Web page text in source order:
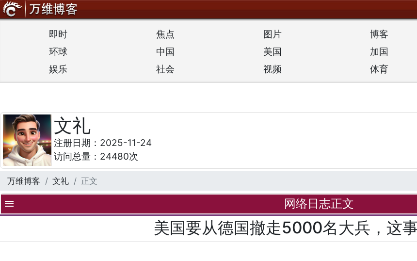
即时 焦点 图片 博客
环球
中国 美国 加国
娱乐
社会 视频 体育
文礼
注册日期：2025-11-24
访问总量：24480次
万维博客 文礼 正文
menu 网络日志正文
美国要从德国撤走5000名大兵，这